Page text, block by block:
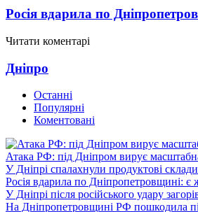
Росія вдарила по
Читати коментарі
Дніпро
Останні
Популярні
Коментовані
Атака РФ: під Дніпром вирує
У Дніпрі спалахнули продуктові склади
Росія вдарила по Дніпропетровщині: є
У Дніпрі після російського удару
На Дніпропетровщині РФ пошкодила